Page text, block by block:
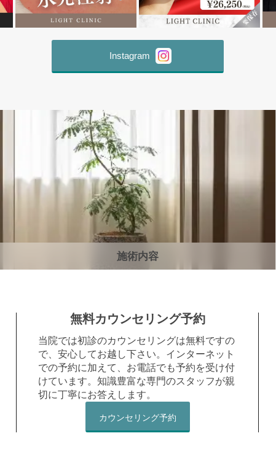
Instagram
施術内容
無料カウンセリング予約
当院では初診のカウンセリングは無料ですの
で、安心してお越し下さい。インターネット
での予約に加えて、お電話でも予約を受け付
けています。知識豊富な専門のスタッフが親
切に丁寧にお答えします。
カウンセリング予約